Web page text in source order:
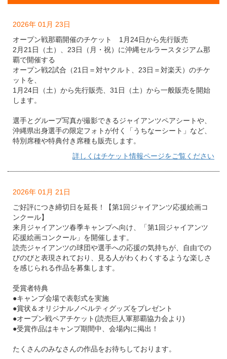
2026年 01月 23日
オープン戦那覇開催のチケット 1月24日から先行販売
2月21日（土）、23日（月・祝）に沖縄セルラースタジアム那
覇で開催する
オープン戦2試合（21日＝対ヤクルト、23日＝対楽天）のチケ
ットを、
1月24日（土）から先行販売、31日（土）から一般販売を開始
します。
選手とグループ写真が撮影できるジャイアンツペアシートや、
沖縄県出身選手の限定フォトが付く「うちなーシート」など、
特別席種や特典付き席種も販売します。
詳しくはチケット情報ページをご覧ください
2026年 01月 21日
ご好評につき締切日を延長！【第1回ジャイアンツ応援絵画コ
ンクール】
来月ジャイアンツ春季キャンプへ向け、「第1回ジャイアンツ
応援絵画コンクール」を開催します。
読売ジャイアンツの球団や選⼿への応援の気持ちが、⾃由での
びのびと表現されており、⾒る⼈がわくわくするような楽しさ
を感じられる作品を募集します。
受賞者特典
●キャンプ会場で表彰式を実施
●賞状＆オリジナルノベルティグッズをプレゼント
●オープン戦ペアチケット(読売巨人軍那覇協力会より)
●受賞作品はキャンプ期間中、会場内に掲出！
たくさんのみなさんの作品をお待ちしております。